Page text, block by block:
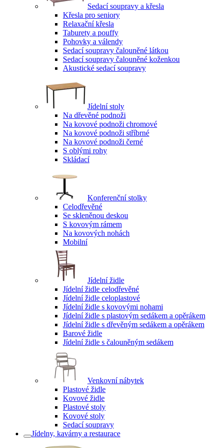
Sedací soupravy a křesla
Křesla pro seniory
Relaxační křesla
Taburety a pouffy
Pohovky a válendy
Sedací soupravy čalouněné látkou
Sedací soupravy čalouněné koženkou
Akustické sedací soupravy
Jídelní stoly
Na dřevěné podnoži
Na kovové podnoži chromové
Na kovové podnoži stříbrné
Na kovové podnoži černé
S oblými rohy
Skládací
Konferenční stolky
Celodřevěné
Se skleněnou deskou
S kovovým rámem
Na kovových nohách
Mobilní
Jídelní židle
Jídelní židle celodřevěné
Jídelní židle celoplastové
Jídelní židle s kovovými nohami
Jídelní židle s plastovým sedákem a opěrákem
Jídelní židle s dřevěným sedákem a opěrákem
Barové židle
Jídelní židle s čalouněným sedákem
Venkovní nábytek
Plastové židle
Kovové židle
Plastové stoly
Kovové stoly
Sedací soupravy
Jídelny, kavárny a restaurace